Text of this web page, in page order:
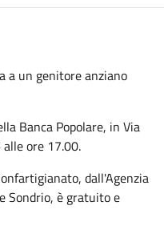
a un genitore anziano
Banca Popolare, in Via
ore 17.00.
dall'Agenzia
Sondrio, è gratuito e